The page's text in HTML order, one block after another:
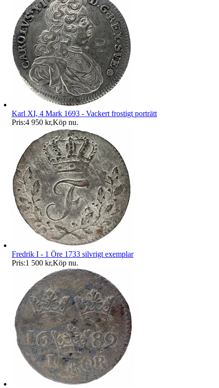
Karl XI, 4 Mark 1693 - Vackert frostigt porträtt
Pris:4 950 kr,Köp nu.
Fredrik I - 1 Öre 1733 silvrigt exemplar
Pris:1 500 kr,Köp nu.